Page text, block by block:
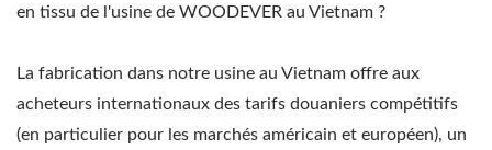
en tissu de l'usine de WOODEVER au Vietnam ?
La fabrication dans notre usine au Vietnam offre aux
acheteurs internationaux des tarifs douaniers compétitifs
(en particulier pour les marchés américain et européen), un